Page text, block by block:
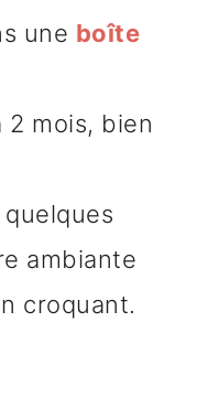
une boîte
2 mois, bien
quelques
ambiante
croquant.